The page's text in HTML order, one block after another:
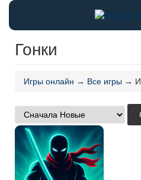
Гонки
Игры онлайн → Все игры →